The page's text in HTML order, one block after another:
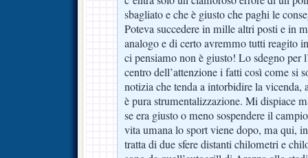
sbagliato e che è giusto che paghi le
Poteva succedere in mille altri posti e in
analogo e di certo avremmo tutti reagito
ci pensiamo non è giusto! Lo sdegno per
centro dell’attenzione i fatti così come si
notizia che tenda a intorbidire la vicenda,
è pura strumentalizzazione. Mi dispiace
se era giusto o meno sospendere il
vita umana lo sport viene dopo, ma qui,
tratta di due sfere distanti chilometri e